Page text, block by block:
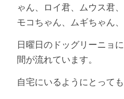
ゃん、ロイ君、ムウス君
モコちゃん、ムギちゃん、
日曜日のドッグリーニョ
間が流れています。
自宅にいるようにとって